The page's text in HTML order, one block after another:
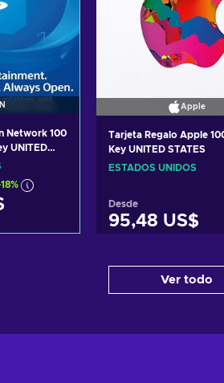
Network 100
UNITED
Apple
Tarjeta Regalo Apple
Key UNITED STATES
ESTADOS UNIDOS
Desde
95,48 US$
Ver ofertas
Ver todo